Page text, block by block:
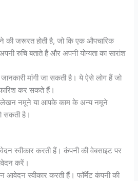
जरूरत होती है, जो कि एक औपचारिक
रुचि बताते हैं और अपनी योग्यता का सारांश
मांगी जा सकती है। ये ऐसे लोग हैं जो
कर सकते हैं।
लेखन नमूने या आपके काम के अन्य नमूने
सकती है।
स्वीकार करती हैं। कंपनी की वेबसाइट पर
करें।
स्वीकार करती हैं। फॉर्मेट कंपनी की